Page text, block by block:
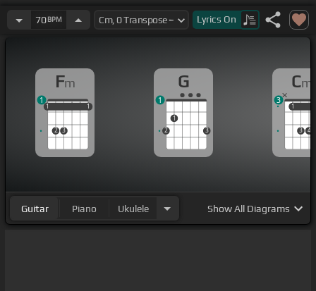
[Cm]мультиреками
70BPM Lyrics On
Fm
1
2 3
1
1 1
1
G
2
1
3
1
Cm
1
3 4
1
3
Guitar Piano Ukulele ShowAll Diagrams